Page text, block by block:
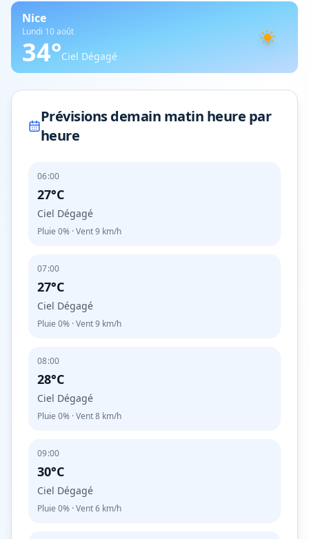
Nice
Lundi 10 août
34°Ciel Dégagé
Prévisions demain matin heure par
heure
06:00
27°C
Ciel Dégagé
Pluie 0% · Vent9 km/h
07:00
27°C
Ciel Dégagé
Pluie 0% · Vent9 km/h
08:00
28°C
Ciel Dégagé
Pluie 0% · Vent8 km/h
09:00
30°C
Ciel Dégagé
Pluie 0% · Vent6 km/h